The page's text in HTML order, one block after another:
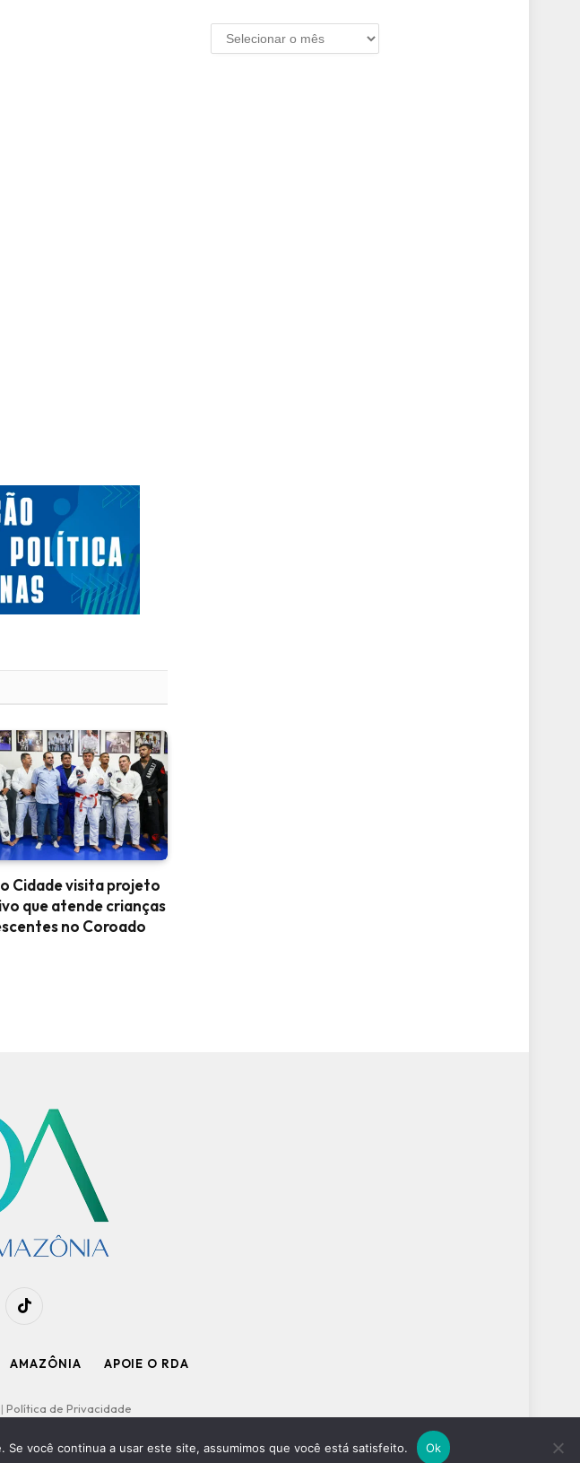
Cidade visita projeto
que atende crianças
no Coroado
ARQUIVO
TikTok
AMAZÔNIA APOIE O RDA
| Política de Privacidade
você continua a usar este site, assumimos que você está satisfeito. Ok